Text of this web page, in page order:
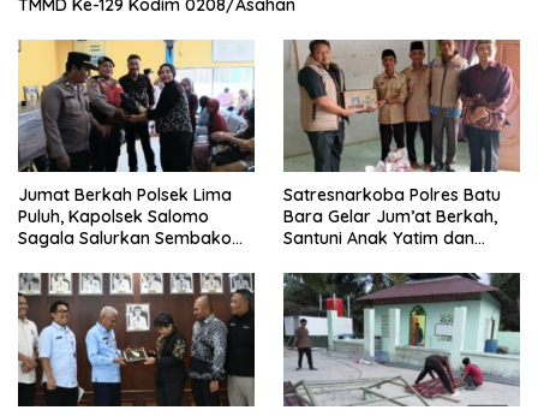
TMMD Ke-129 Kodim 0208/Asahan
Jumat Berkah Polsek Lima
Puluh, Kapolsek Salomo
Sagala Salurkan Sembako
Gambus
Satresnarkoba Polres Batu
Bara Gelar Jum’at Berkah,
Santuni Anak Yatim dan